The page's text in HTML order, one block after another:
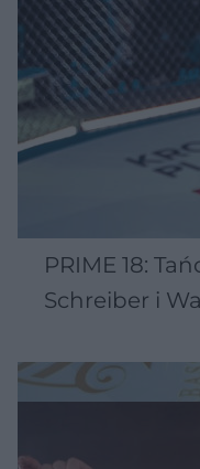
PRIME 18:
Schreiber i